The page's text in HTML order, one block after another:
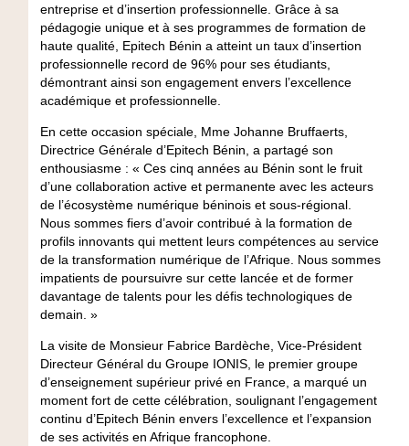
entreprise et d’insertion professionnelle. Grâce à sa
pédagogie unique et à ses programmes de formation de
haute qualité, Epitech Bénin a atteint un taux d’insertion
professionnelle record de 96% pour ses étudiants,
démontrant ainsi son engagement envers l’excellence
académique et professionnelle.
En cette occasion spéciale, Mme Johanne Bruffaerts,
Directrice Générale d’Epitech Bénin, a partagé son
enthousiasme : « Ces cinq années au Bénin sont le fruit
d’une collaboration active et permanente avec les acteurs
de l’écosystème numérique béninois et sous-régional.
Nous sommes fiers d’avoir contribué à la formation de
profils innovants qui mettent leurs compétences au service
de la transformation numérique de l’Afrique. Nous sommes
impatients de poursuivre sur cette lancée et de former
davantage de talents pour les défis technologiques de
demain. »
La visite de Monsieur Fabrice Bardèche, Vice-Président
Directeur Général du Groupe IONIS, le premier groupe
d’enseignement supérieur privé en France, a marqué un
moment fort de cette célébration, soulignant l’engagement
continu d’Epitech Bénin envers l’excellence et l’expansion
de ses activités en Afrique francophone.